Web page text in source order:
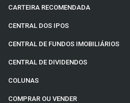
CARTEIRA RECOMENDADA
CENTRAL DOS IPOS
CENTRAL DE FUNDOS IMOBILIÁRIOS
CENTRAL DE DIVIDENDOS
COLUNAS
COMPRAR OU VENDER